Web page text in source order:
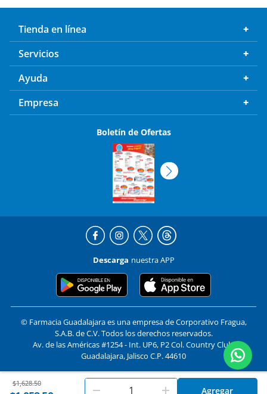
Price reduced from
$1,628.50to
Agregar
Tienda en línea
Servicios
Ayuda
Empresa
Boletín de Ofertas
Descarga nuestra APP
© Farmacia Guadalajara es una empresa de Corporativo Fragua,
S.A.B. de C.V. Todos los derechos reservados.
Av. de las Américas #1254 - Int. UP6, P2 Col. Country Club,
Guadalajara, Jalisco C.P. 44610
Formas de pago y compra segura
EnFarmacias Guadalajara
utilizamos cookies. Al utilizar
Aceptar